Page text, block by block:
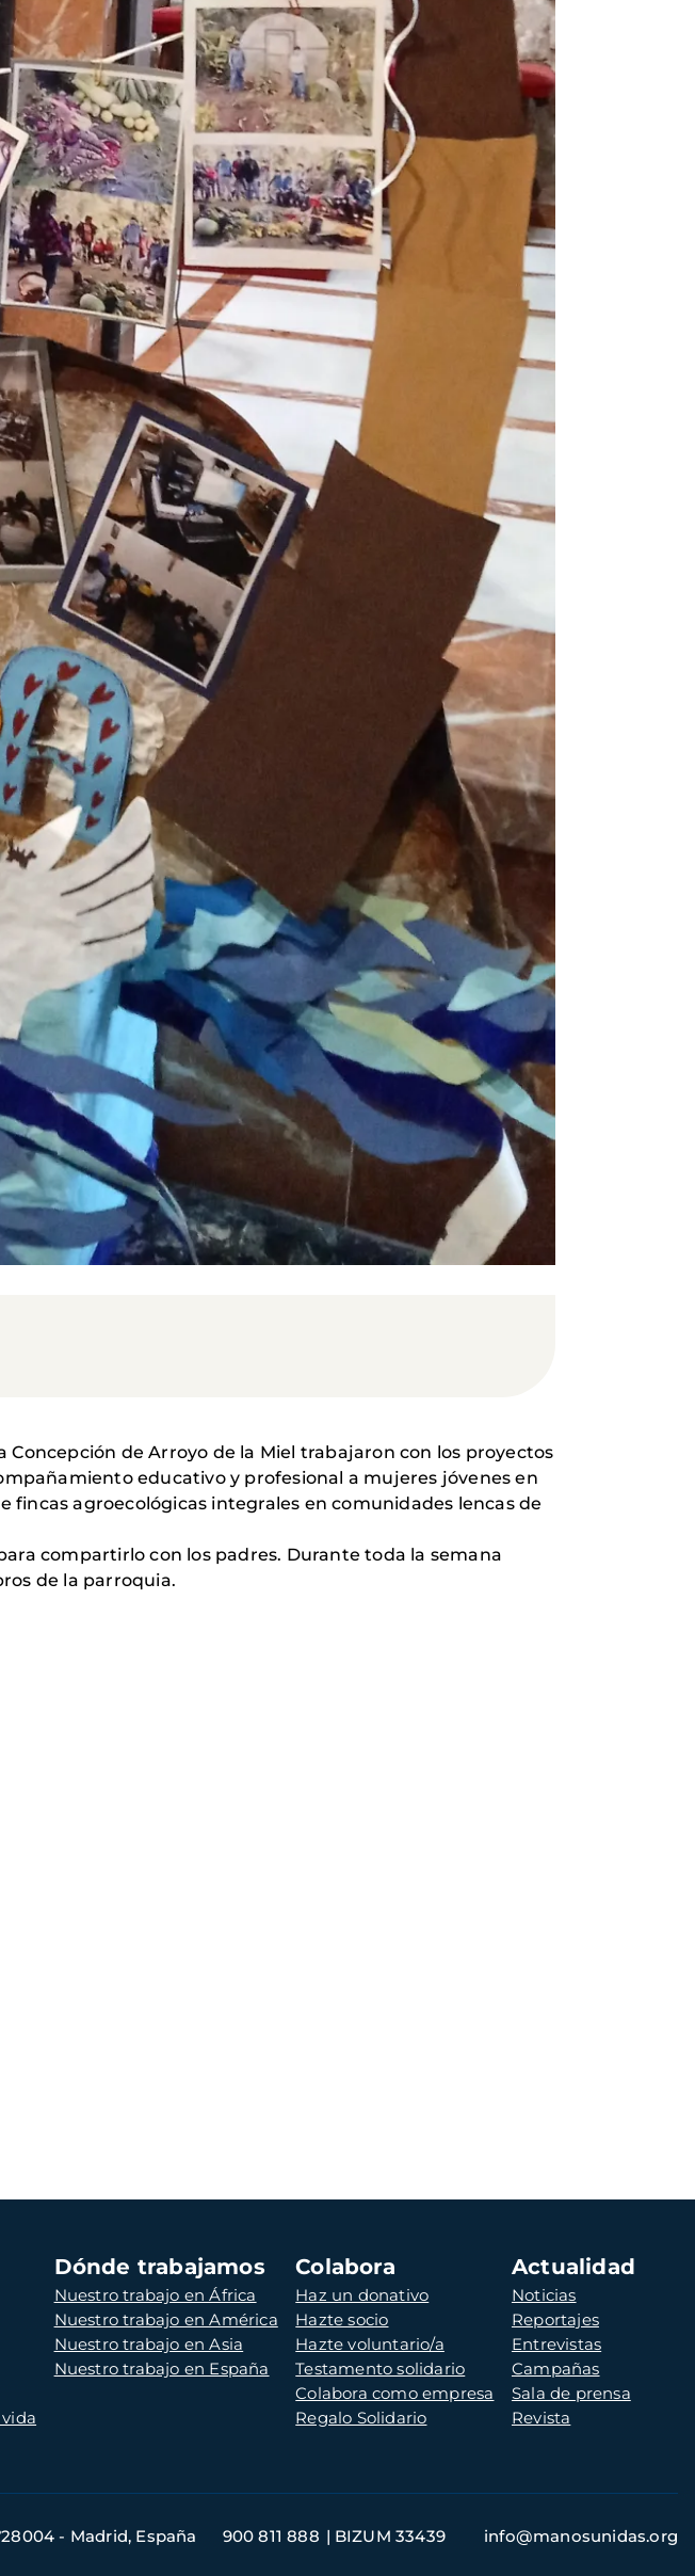
de Arroyo de la Miel trabajaron con los proyectos
educativo y profesional a mujeres jóvenes en
fincas agroecológicas integrales en comunidades lencas de
compartirlo con los padres. Durante toda la semana
de la parroquia.
Dónde trabajamos
Nuestro trabajo en África
Nuestro trabajo en América
Nuestro trabajo en Asia
Nuestro trabajo en España
Colabora
Haz un donativo
Hazte socio
Hazte voluntario/a
Testamento solidario
Colabora como empresa
Regalo Solidario
Actualidad
Noticias
Reportajes
Entrevistas
Campañas
Sala de prensa
Revista
- Madrid, España 900 811 888 BIZUM 33439 info@manosunidas.org